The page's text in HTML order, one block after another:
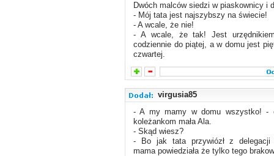
Dwóch malców siedzi w piaskownicy i
- Mój tata jest najszybszy na świecie!
- A wcale, że nie!
- A wcale, że tak! Jest
codziennie do piątej, a w domu jest
czwartej.
virgusia85
- A my mamy w domu wszystko! -
koleżankom mała Ala.
- Skąd wiesz?
- Bo jak tata przywiózł z delegacji
mama powiedziała że tylko tego